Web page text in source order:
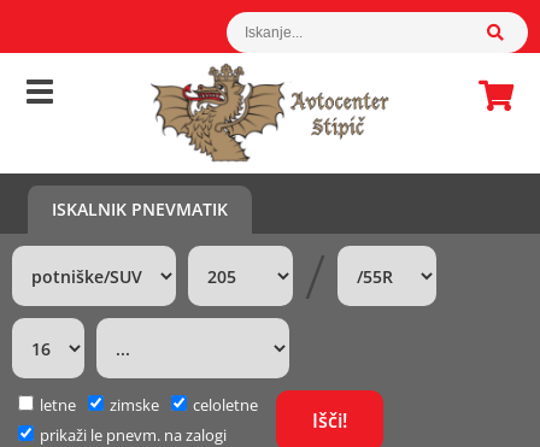
ISKALNIK PNEVMATIK
/
letne zimske
celoletne
prikaži le pnevm. na zalogi